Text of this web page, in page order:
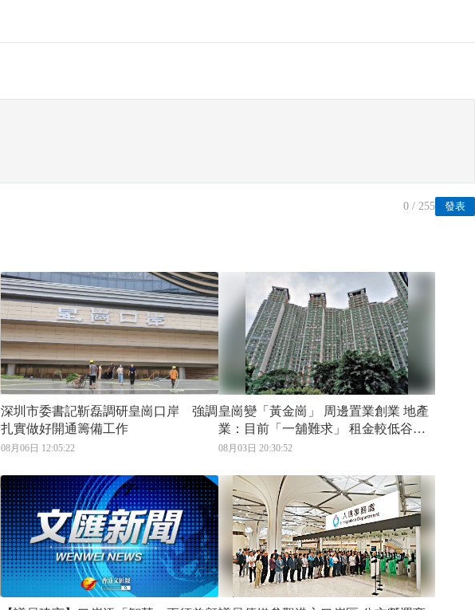
發表
0 / 255
深圳市委書記靳磊調研皇崗口岸 強調
扎實做好開通籌備工作
08月06日 12:05:22
皇崗變「黃金崗」 周邊置業創業 地產
業：目前「一舖難求」 租金較低谷時
期漲4倍
08月03日 20:30:52